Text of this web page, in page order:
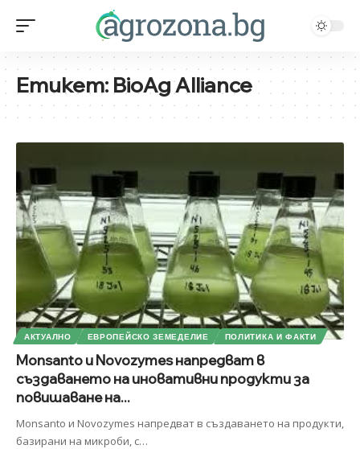
Етикет:BioAg Alliance
АКТУАЛНО ЕВРОПЕЙСКО ЗЕМЕДЕЛИЕ ПОЛИТИКА И ФАКТИ
Monsanto и Novozymes напредват в
създаването на иновативни продукти за
повишаване на...
Monsanto и Novozymes напредват в създаването на продукти,
базирани на микроби, с…